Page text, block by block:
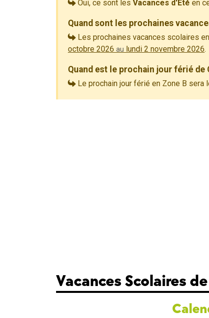
Oui, ce sont les Vacances d'Été en
Quand sont les prochaines
Les prochaines vacances scolaires
octobre 2026 au lundi 2 novembre 2026.
Quand est le prochain jour férié de
Le prochain jour férié en Zone B sera
Vacances Scolaires